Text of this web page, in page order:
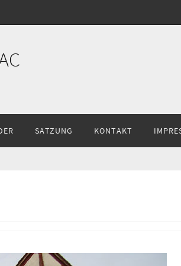
SATZUNG KONTAKT